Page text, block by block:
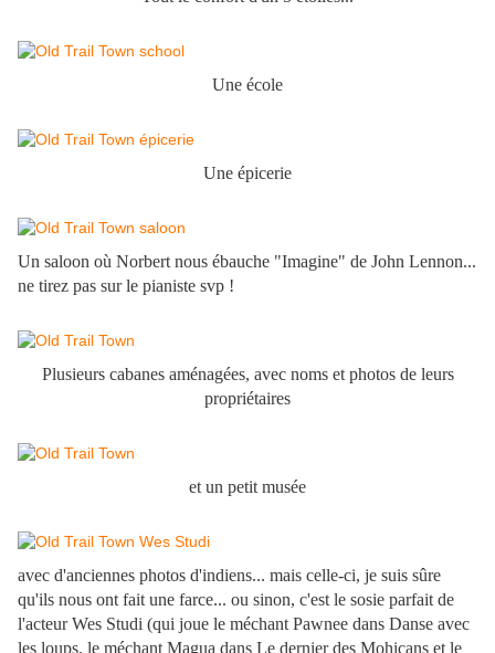
Une école
Une épicerie
Un saloon où Norbert nous ébauche "Imagine" de John Lennon...
ne tirez pas sur le pianiste svp !
Plusieurs cabanes aménagées, avec noms et photos de leurs
propriétaires
et un petit musée
avec d'anciennes photos d'indiens... mais celle-ci, je suis sûre
qu'ils nous ont fait une farce... ou sinon, c'est le sosie parfait de
l'acteur Wes Studi (qui joue le méchant Pawnee dans Danse avec
les loups, le méchant Magua dans Le dernier des Mohicans et le